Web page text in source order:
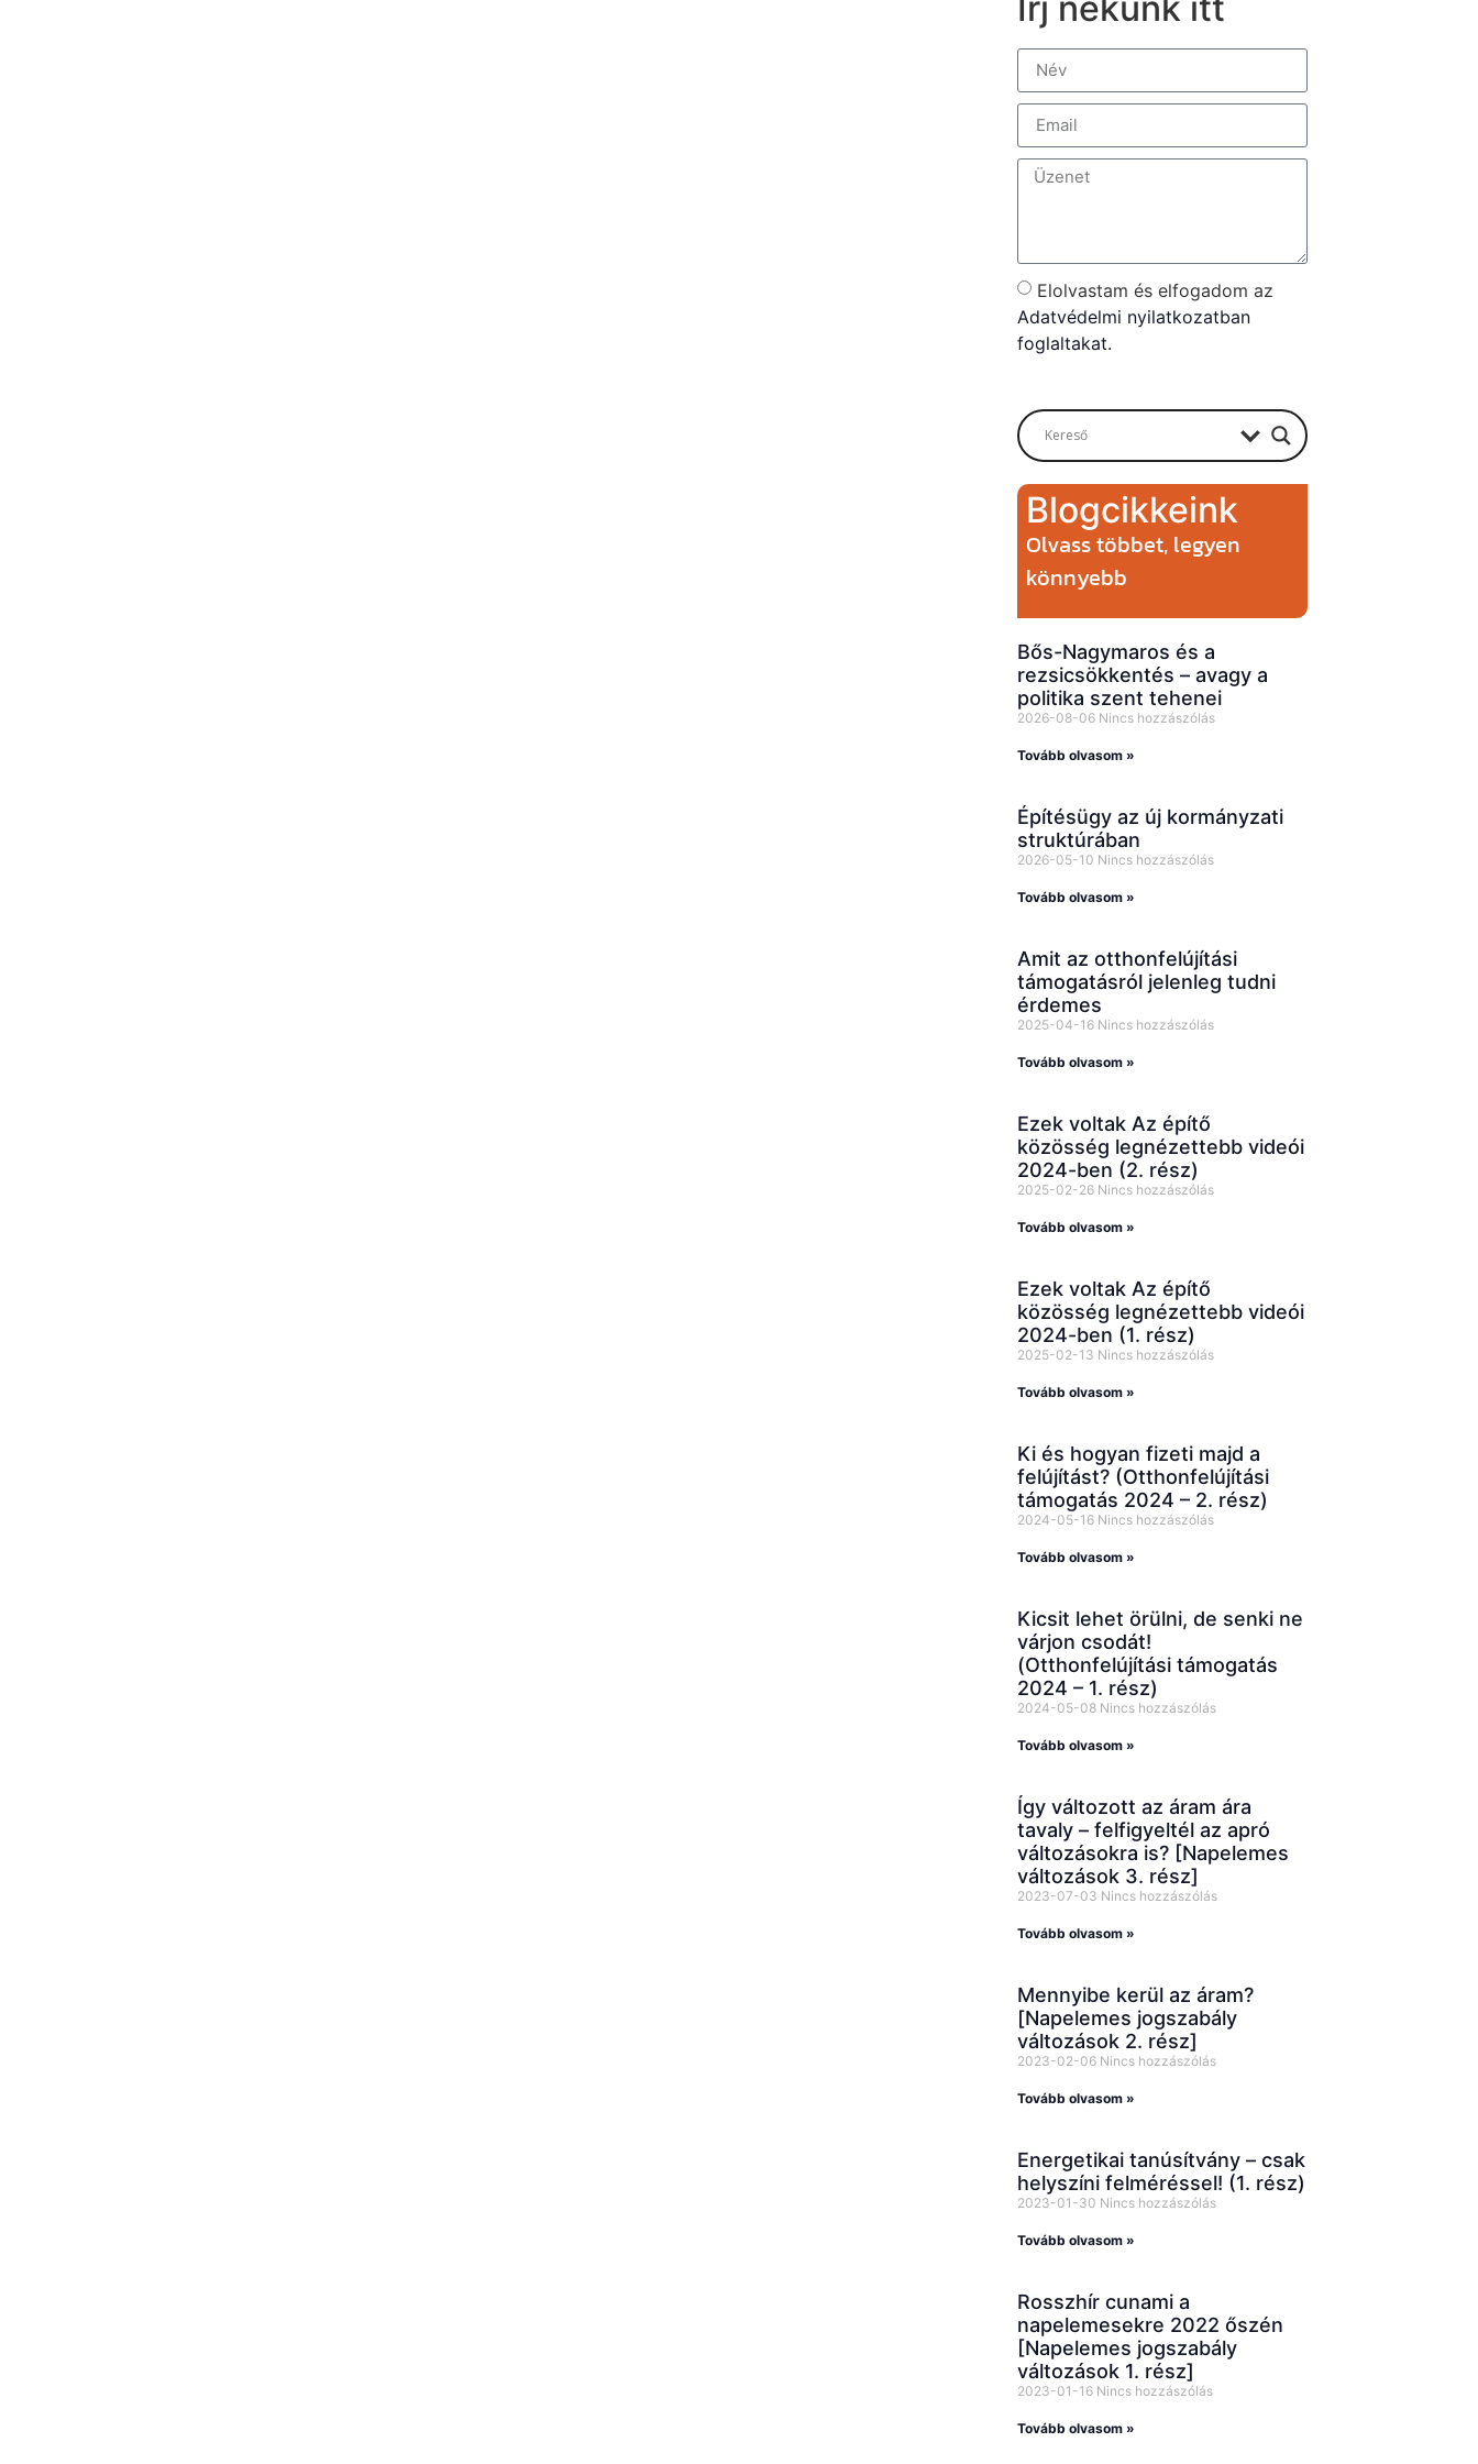
Elolvastam és elfogadom az
Adatvédelmi nyilatkozatban
foglaltakat.
Blogcikkeink
Olvass többet, legyen
könnyebb
Bős-Nagymaros és a
rezsicsökkentés – avagy a
politika szent tehenei
2026-08-06 Nincs hozzászólás
Tovább olvasom »
Építésügy az új kormányzati
struktúrában
2026-05-10 Nincs hozzászólás
Tovább olvasom »
Amit az otthonfelújítási
támogatásról jelenleg tudni
érdemes
2025-04-16 Nincs hozzászólás
Tovább olvasom »
Ezek voltak Az építő
közösség legnézettebb videói
2024-ben (2. rész)
2025-02-26 Nincs hozzászólás
Tovább olvasom »
Ezek voltak Az építő
közösség legnézettebb videói
2024-ben (1. rész)
2025-02-13 Nincs hozzászólás
Tovább olvasom »
Ki és hogyan fizeti majd a
felújítást? (Otthonfelújítási
támogatás 2024 – 2. rész)
2024-05-16 Nincs hozzászólás
Tovább olvasom »
Kicsit lehet örülni, de senki ne
várjon csodát!
(Otthonfelújítási támogatás
2024 – 1. rész)
2024-05-08 Nincs hozzászólás
Tovább olvasom »
Így változott az áram ára
tavaly – felfigyeltél az apró
változásokra is? [Napelemes
változások 3. rész]
2023-07-03 Nincs hozzászólás
Tovább olvasom »
Mennyibe kerül az áram?
[Napelemes jogszabály
változások 2. rész]
2023-02-06 Nincs hozzászólás
Tovább olvasom »
Energetikai tanúsítvány – csak
helyszíni felméréssel! (1. rész)
2023-01-30 Nincs hozzászólás
Tovább olvasom »
Rosszhír cunami a
napelemesekre 2022 őszén
[Napelemes jogszabály
változások 1. rész]
2023-01-16 Nincs hozzászólás
Tovább olvasom »